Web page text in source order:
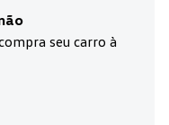
seu carro à